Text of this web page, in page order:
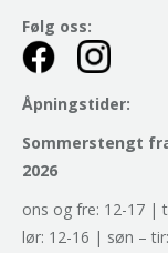
Følg oss:
Åpningstider:
Sommerstengt
2026
ons og fre: 12-17 |
lør: 12-16 | søn –